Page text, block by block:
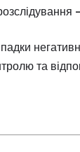
та